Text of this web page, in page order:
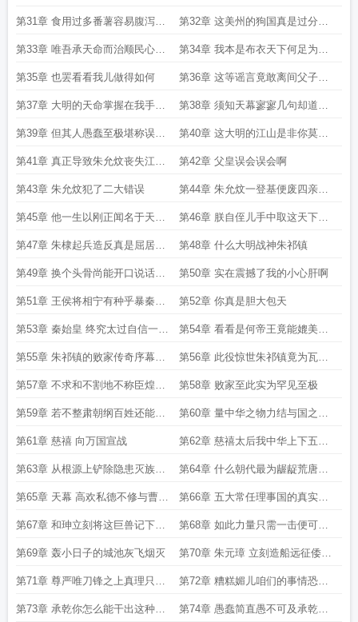
批判啊
第31章 食用过多番薯容易腹泻实
为一大隐患啊
第32章 这美州的狗国真是过分这
么好东西居然藏着不让我们得
第33章 唯吾承天命而治顺民心而
行
第34章 我本是布衣天下何足为惧
也
第35章 也罢看看我儿做得如何 第36章 这等谣言竟敢离间父子关
系真当我不敢杀你吗
第37章 大明的天命掌握在我手中
我命由我不由天命
第38章 须知天幕寥寥几句却道出
天命这究竟意味着什么
第39章 但其人愚蠢至极堪称误国
之贼啊
第40章 这大明的江山是非你莫属
啊
第41章 真正导致朱允炆丧失江山
的恰恰是这两位乱臣贼子啊
第42章 父皇误会误会啊
第43章 朱允炆犯了二大错误 第44章 朱允炆一登基便废四亲王
天下藩王安能视之
第45章 他一生以刚正闻名于天下
如今竟被逼至这般地步
第46章 朕自侄儿手中取这天下但
这功绩难道仍洗不净朕之罪吗
第47章 朱棣起兵造反真是屈居猪
窝吃的是猪食乎
第48章 什么大明战神朱祁镇
第49章 换个头骨尚能开口说话真
是妙手实惊
第50章 实在震撼了我的小心肝啊
第51章 王侯将相宁有种乎暴秦必
亡
第52章 你真是胆大包天
第53章 秦始皇 终究太过自信一朝
暴毙江山顷覆
第54章 看看是何帝王竟能媲美朕
的胡亥败尽祖宗基业
第55章 朱祁镇的败家传奇序幕已
经拉开
第56章 此役惊世朱祁镇竟为瓦剌
所擒真是莫大耻辱
第57章 不求和不割地不称臣煌煌
日月天命所归
第58章 败家至此实为罕见至极
第59章 若不整肃朝纲百姓还能指
望什么
第60章 量中华之物力结与国之欢
心此妇实乃罪恶滔天
第61章 慈禧 向万国宣战 第62章 慈禧太后我中华上下五千
载民族千古罪人
第63章 从根源上铲除隐患灭族绝
境断其未来
第64章 什么朝代最为龌龊荒唐足
以令后人嘲笑
第65章 天幕 高欢私德不修与曹操
同类
第66章 五大常任理事国的真实军
事实力究竟有多可啪
第67章 和珅立刻将这巨兽记下朕
一定要打造出这种坦克
第68章 如此力量只需一击便可轻
易扭转乾坤
第69章 轰小日子的城池灰飞烟灭 第70章 朱元璋 立刻造船远征倭寇
灭其国断其根
第71章 尊严唯刀锋之上真理只在
炮弹射程之内
第72章 糟糕媚儿咱们的事情恐怕
要被曝光了
第73章 承乾你怎么能干出这种事 第74章 愚蠢简直愚不可及承乾你